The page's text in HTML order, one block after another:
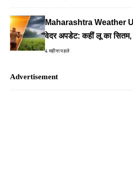
Maharashtra Weather
वेदर अपडेट: कहीं लू का सितम,
अलर्ट’
4 महीना पहले
Advertisement